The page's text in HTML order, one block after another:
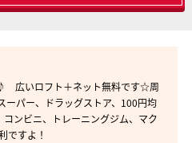
広いロフト＋ネット無料です☆周
ーパー、ドラッグストア、100円均
ンビニ、トレーニングジム、マク
ですよ！